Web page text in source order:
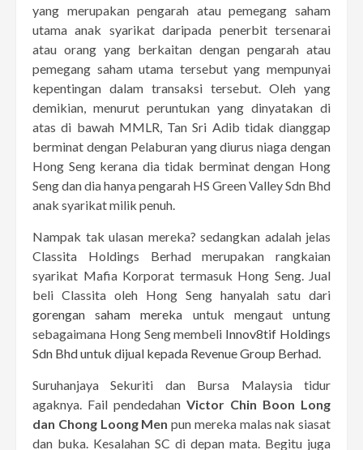
yang merupakan pengarah atau pemegang saham
utama anak syarikat daripada penerbit tersenarai
atau orang yang berkaitan dengan pengarah atau
pemegang saham utama tersebut yang mempunyai
kepentingan dalam transaksi tersebut. Oleh yang
demikian, menurut peruntukan yang dinyatakan di
atas di bawah MMLR, Tan Sri Adib tidak dianggap
berminat dengan Pelaburan yang diurus niaga dengan
Hong Seng kerana dia tidak berminat dengan Hong
Seng dan dia hanya pengarah HS Green Valley Sdn Bhd
anak syarikat milik penuh.
Nampak tak ulasan mereka? sedangkan adalah jelas
Classita Holdings Berhad merupakan rangkaian
syarikat Mafia Korporat termasuk Hong Seng. Jual
beli Classita oleh Hong Seng hanyalah satu dari
gorengan saham mereka untuk mengaut untung
sebagaimana Hong Seng membeli Innov8tif Holdings
Sdn Bhd untuk dijual kepada Revenue Group Berhad
Suruhanjaya Sekuriti dan Bursa Malaysia tidur
agaknya. Fail pendedahan Victor Chin Boon Long
dan Chong Loong Men pun mereka malas nak siasat
dan buka. Kesalahan SC di depan mata. Begitu juga